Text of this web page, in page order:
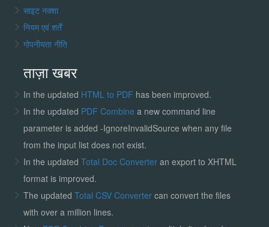
साइट नक्शा
नियम एवं शर्तें
गोपनीयता नीति
ताज़ा खबर
In the updated HTML to PDF has been improved.
In the updated PDF Combine a new command line
parameter is added -IgnoreInvalidSource when any file
from the input list does not exist.
In the updated Total Doc Converter an export to XHTML
format is improved.
The updated Total CSV Convertercan convert the files
with over a million lines.